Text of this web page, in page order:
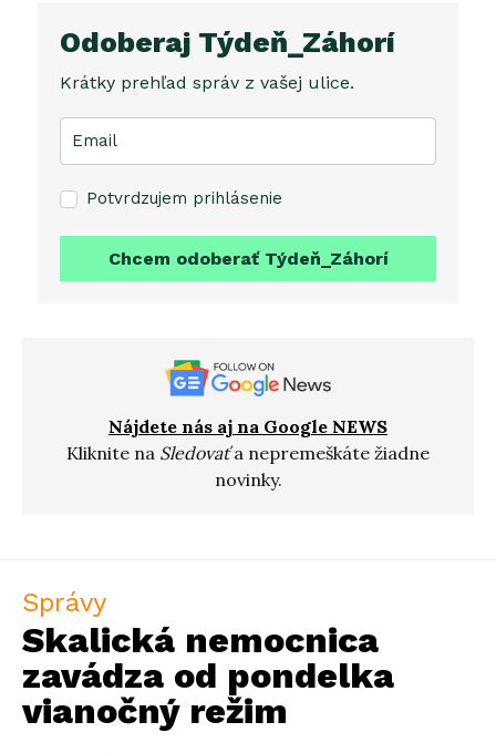
Odoberaj Týdeň_Záhorí
Krátky prehľad správ z vašej ulice.
Potvrdzujem prihlásenie
Chcem odoberať Týdeň_Záhorí
Nájdete nás aj na Google NEWS
Kliknite na Sledovaťa nepremeškáte žiadne
novinky.
Správy
Skalická nemocnica
zavádza od pondelka
vianočný režim